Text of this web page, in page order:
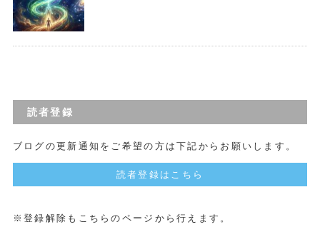
読者登録
ブログの更新通知をご希望の方は下記からお願いします。
読者登録はこちら
※登録解除もこちらのページから行えます。